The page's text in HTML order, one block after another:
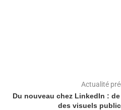
Actualité
Du nouveau chez LinkedIn :
des visuels